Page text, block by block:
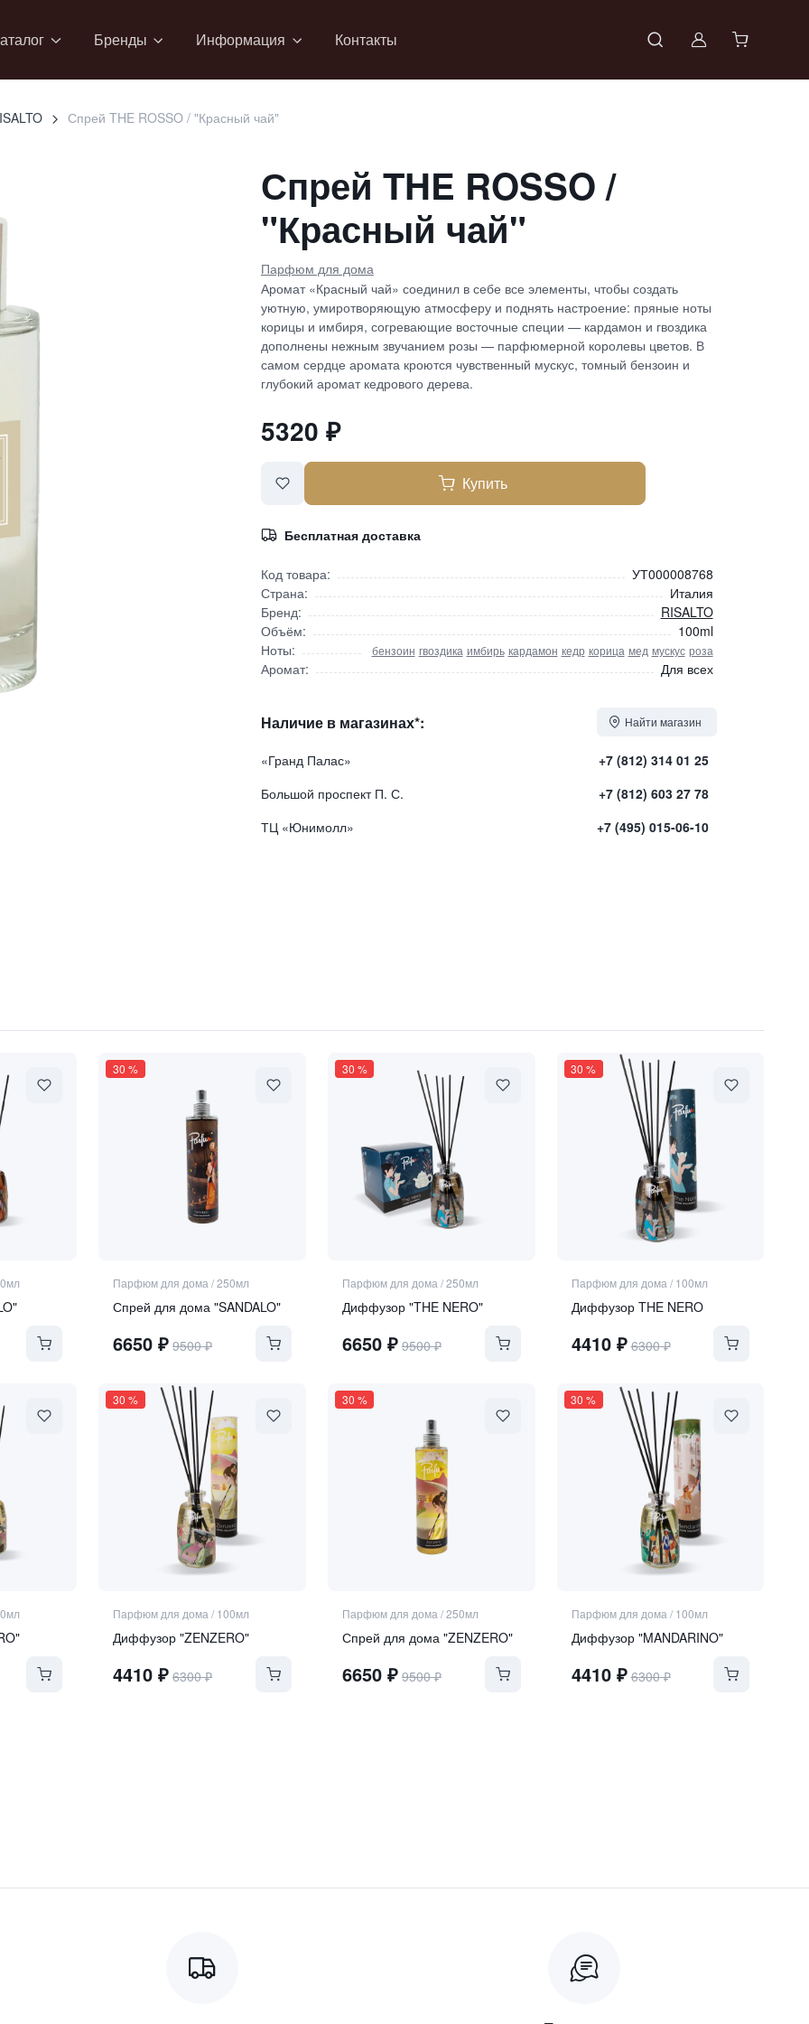
Бренды Информация Контакты Войти в
Спрей THE ROSSO / "Красный чай"
Спрей THE ROSSO /
"Красный чай"
Парфюм для дома
Аромат «Красный чай» соединил в себе все элементы, чтобы создать
уютную, умиротворяющую атмосферу и поднять настроение: пряные ноты
корицы и имбиря, согревающие восточные специи — кардамон и гвоздика
дополнены нежным звучанием розы — парфюмерной королевы цветов. В
самом сердце аромата кроются чувственный мускус, томный бензоин и
глубокий аромат кедрового дерева.
5320 ₽
Купить
Бесплатная доставка
Код товара:
УТ000008768
Страна:
Италия
Бренд:
RISALTO
Объём:
100ml
Ноты:
бензоин гвоздика имбирь кардамон кедр корица мед мускус роза
Аромат: Для всех
Наличие в магазинах*: Найти магазин
«Гранд Палас»
+7 (812) 314 01 25
Большой проспект П. С.
+7 (812) 603 27 78
ТЦ «Юнимолл»
+7 (495) 015-06-10
30 %
Парфюм для дома /250мл
Спрей для дома "SANDALO"
6650 ₽ 9500₽
30 %
Парфюм для дома /250мл
Диффузор "THE NERO"
6650₽ 9500₽
30 %
Парфюм для дома / 100мл
Диффузор THE NERO
4410₽ 6300₽
30 %
Парфюм для дома / 100мл
Диффузор "ZENZERO"
4410 ₽ 6300₽
30 %
Парфюм для дома /250мл
Спрей для дома "ZENZERO"
6650₽ 9500₽
30 %
Парфюм для дома / 100мл
Диффузор "MANDARINO"
4410₽ 6300₽